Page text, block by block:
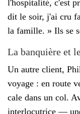
l'hospitalité, c'est
dit le soir, j'ai cru
la famille. » Ils se
La banquière et
Un autre client,
voyage : en route
cale dans un col.
interlocutrice —